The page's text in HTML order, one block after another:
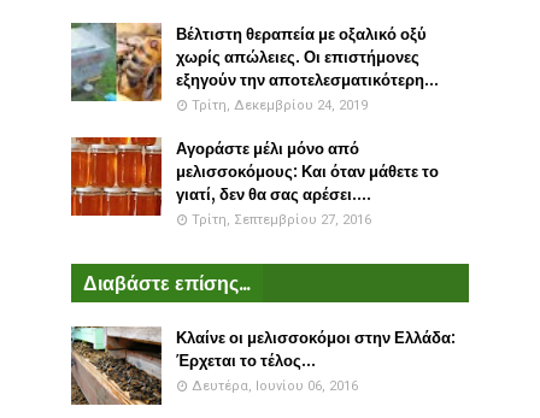
Βέλτιστη θεραπεία με οξαλικό οξύ
χωρίς απώλειες. Οι επιστήμονες
εξηγούν την αποτελεσματικότερη...
Τρίτη, Δεκεμβρίου 24, 2019
Αγοράστε μέλι μόνο από
μελισσοκόμους: Και όταν μάθετε το
γιατί, δεν θα σας αρέσει....
Τρίτη, Σεπτεμβρίου 27, 2016
Διαβάστε επίσης...
Κλαίνε οι μελισσοκόμοι στην Ελλάδα:
Έρχεται το τέλος...
Δευτέρα, Ιουνίου 06, 2016